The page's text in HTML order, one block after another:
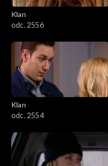
Klan
odc. 2556
Klan
odc. 2554